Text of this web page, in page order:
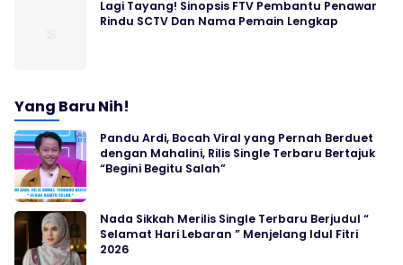
Lagi Tayang! Sinopsis FTV Pembantu Penawar
Rindu SCTV Dan Nama Pemain Lengkap
Yang Baru Nih!
Pandu Ardi, Bocah Viral yang Pernah Berduet
dengan Mahalini, Rilis Single Terbaru Bertajuk
“Begini Begitu Salah”
Nada Sikkah Merilis Single Terbaru Berjudul “
Selamat Hari Lebaran ” Menjelang Idul Fitri
2026